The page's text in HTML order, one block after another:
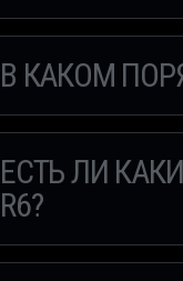
В КАКОМ
ЕСТЬ ЛИ
R6?